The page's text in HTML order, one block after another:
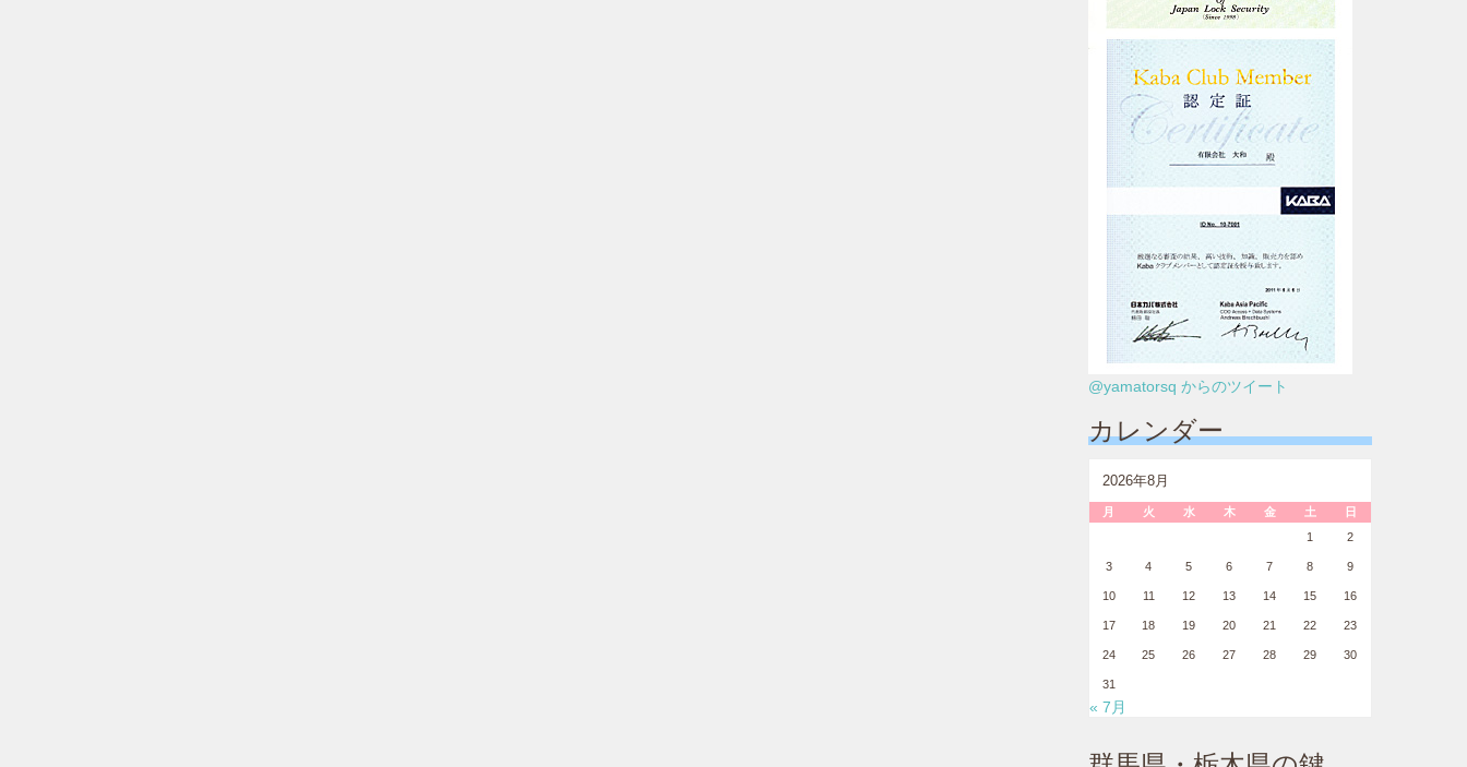
@yamatorsq からのツイート
カレンダー
2026年8月
月 火 水 木 金 土
日
1
2
3 4 5 6 7 8 9
10 11 12 13 14 15 16
17 18 19 20 21 22 23
24 25 26 27 28 29 30
31
« 7月